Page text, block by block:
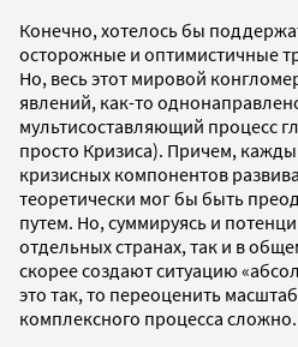
Конечно, хотелось бы
осторожные и оптимистичные
Но, весь этот мировой
явлений, как-то
мультисоставляющий процесс
просто Кризиса). Причем,
кризисных компонентов
теоретически мог бы быть
путем. Но, суммируясь и
отдельных странах, так и в
скорее создают ситуацию
это так, то переоценить
комплексного процесса сложно.